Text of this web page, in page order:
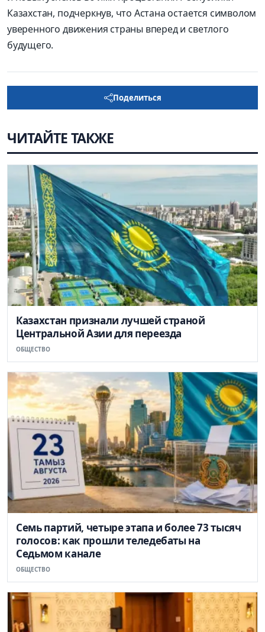
Казахстан, подчеркнув, что Астана остается символом
уверенного движения страны вперед и светлого
будущего.
Поделиться
ЧИТАЙТЕ ТАКЖЕ
Казахстан признали лучшей страной
Центральной Азии для переезда
ОБЩЕСТВО
Семь партий, четыре этапа и более 73 тысяч
голосов: как прошли теледебаты на
Седьмом канале
ОБЩЕСТВО